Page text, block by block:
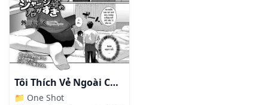
Tôi Thích Vẻ Ngoài Của Bạn Khi Mặc Áo Đấu
📁 One Shot